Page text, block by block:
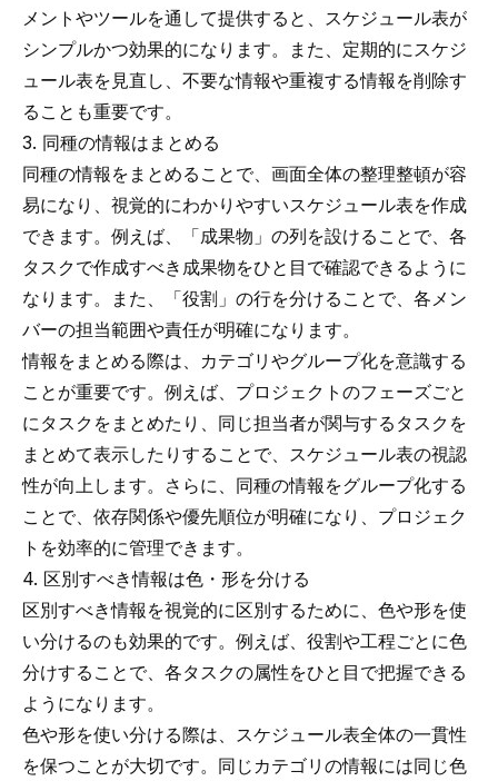
メントやツールを通して提供すると、スケジュール表が
シンプルかつ効果的になります。また、定期的にスケジ
ュール表を見直し、不要な情報や重複する情報を削除す
ることも重要です。
3. 同種の情報はまとめる
同種の情報をまとめることで、画面全体の整理整頓が容
易になり、視覚的にわかりやすいスケジュール表を作成
できます。例えば、「成果物」の列を設けることで、各
タスクで作成すべき成果物をひと目で確認できるように
なります。また、「役割」の行を分けることで、各メン
バーの担当範囲や責任が明確になります。
情報をまとめる際は、カテゴリやグループ化を意識する
ことが重要です。例えば、プロジェクトのフェーズごと
にタスクをまとめたり、同じ担当者が関与するタスクを
まとめて表示したりすることで、スケジュール表の視認
性が向上します。さらに、同種の情報をグループ化する
ことで、依存関係や優先順位が明確になり、プロジェク
トを効率的に管理できます。
4. 区別すべき情報は色・形を分ける
区別すべき情報を視覚的に区別するために、色や形を使
い分けるのも効果的です。例えば、役割や工程ごとに色
分けすることで、各タスクの属性をひと目で把握できる
ようになります。
色や形を使い分ける際は、スケジュール表全体の一貫性
を保つことが大切です。同じカテゴリの情報には同じ色